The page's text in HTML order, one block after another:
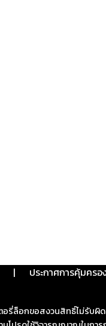
| ประกาศการคุ้มคร
รี่ล็อกขอสงวนสิทธิ์ไม่รับผิ